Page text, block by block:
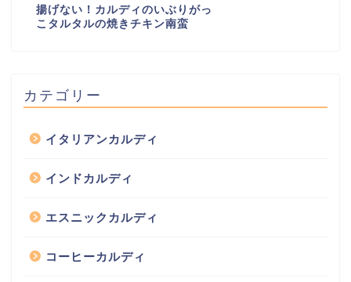
揚げない！カルディのいぶりがっ
こタルタルの焼きチキン南蛮
カテゴリー
イタリアンカルディ
インドカルディ
エスニックカルディ
コーヒーカルディ